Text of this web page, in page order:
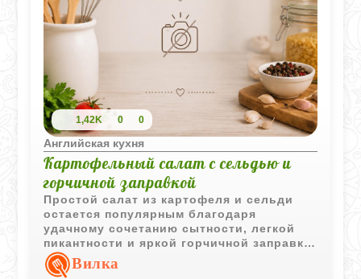
1,42K 0 0
Английская кухня
Картофельный салат с сельдью и
горчичной заправкой
Простой салат из картофеля и сельди
остается популярным благодаря
удачному сочетанию сытности, легкой
пикантности и яркой горчичной заправки.
Отличный вариант для повседневного
стола.Вилка